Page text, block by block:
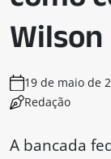
Wilson
19 de maio de
Redação
A bancada